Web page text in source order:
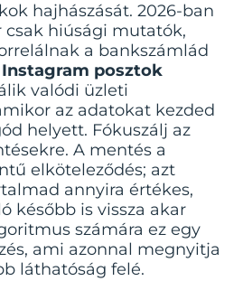
hajhászását. 2026-ban
csak hiúsági mutatók,
a bankszámlád
Instagram posztok
valódi üzleti
az adatokat kezded
helyett. Fókuszálj az
A mentés a
elköteleződés; azt
annyira értékes,
később is vissza akar
számára ez egy
ami azonnal megnyitja
láthatóság felé.